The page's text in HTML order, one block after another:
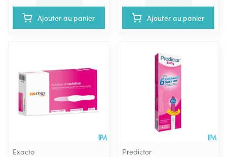
Ajouter au panier Ajouter au panier
Exacto
Predictor